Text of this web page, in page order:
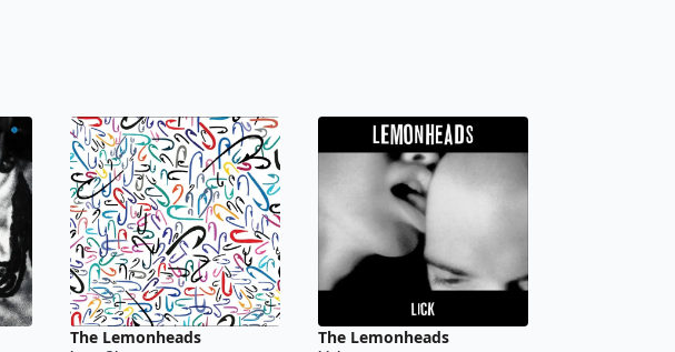
The Lemonheads The Lemonheads